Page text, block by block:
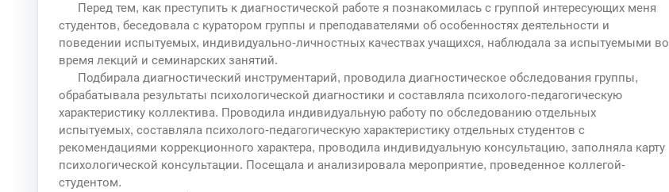
Перед тем, как преступить к диагностической работе я познакомилась с группой интересующих меня
студентов, беседовала с куратором группы и преподавателями об особенностях деятельности и
поведении испытуемых, индивидуально-личностных качествах учащихся, наблюдала за испытуемыми во
время лекций и семинарских занятий.
Подбирала диагностический инструментарий, проводила диагностическое обследования группы,
обрабатывала результаты психологической диагностики и составляла психолого-педагогическую
характеристику коллектива. Проводила индивидуальную работу по обследованию отдельных
испытуемых, составляла психолого-педагогическую характеристику отдельных студентов с
рекомендациями коррекционного характера, проводила индивидуальную консультацию, заполняла карту
психологической консультации. Посещала и анализировала мероприятие, проведенное коллегой-
студентом.